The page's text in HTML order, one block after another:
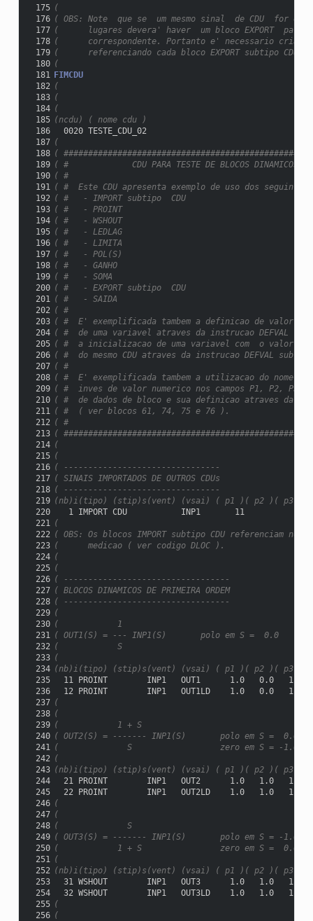
175 (
176 ( OBS: Note  que se  um mesmo sinal  de CDU  for
177 (      lugares devera' haver  um bloco EXPORT  para
178 (      correspondente. Portanto e' necessario criar
179 (      referenciando cada bloco EXPORT subtipo CDU.
180 (
181 FIMCDU
182 (
183 (
184 (
185 (ncdu) ( nome cdu )
186
  0020 TESTE_CDU_02
187 (
188 (
189 ( #             CDU PARA TESTE DE BLOCOS
190 ( #
191
( #  Este CDU apresenta exemplo de uso dos
192 ( #   - IMPORT subtipo  CDU
193 ( #   - PROINT
194 ( #   - WSHOUT
195 ( #   - LEDLAG
196 ( #   - LIMITA
197 ( #   - POL(S)
198 ( #   - GANHO
199 ( #   - SOMA
200 ( #   - EXPORT subtipo  CDU
201
( #   - SAIDA
202 ( #
203 ( #  E' exemplificada tambem a definicao de valor
204 ( #  de uma variavel atraves da instrucao DEFVAL
205 ( #  a inicializacao de uma variavel com  o valor
206 ( #  do mesmo CDU atraves da instrucao DEFVAL
207 ( #
208 ( #  E' exemplificada tambem a utilizacao do nome
209 ( #  inves de valor numerico nos campos P1, P2, P3
210 ( #  de dados de bloco e sua definicao atraves da
211
( #  ( ver blocos 61, 74, 75 e 76 ).
212 ( #
213 (
214 (
215 (
216 ( --------------------------------
217 ( SINAIS IMPORTADOS DE OUTROS CDUs
218 ( --------------------------------
219 (nb)i(tipo) (stip)s(vent) (vsai) ( p1 )( p2 )( p3 )(
220
   1 IMPORT CDU           INP1       11
221
(
222 ( OBS: Os blocos IMPORT subtipo CDU referenciam no
223 (      medicao ( ver codigo DLOC ).
224 (
225 (
226 ( ----------------------------------
227 ( BLOCOS DINAMICOS DE PRIMEIRA ORDEM
228 ( ----------------------------------
229 (
230 (            1
231
( OUT1(S) = --- INP1(S)       polo em S =  0.0
232 (            S
233 (
234 (nb)i(tipo) (stip)s(vent) (vsai) ( p1 )( p2 )( p3 )(
235
  11 PROINT        INP1   OUT1      1.0   0.0   1.0
236
12 PROINT        INP1   OUT1LD    1.0   0.0   1.0
237 (
238 (
239 (            1 + S
240 ( OUT2(S) = ------- INP1(S)       polo em S =  0.0
241
(              S                  zero em S = -1.0
242 (
243 (nb)i(tipo) (stip)s(vent) (vsai) ( p1 )( p2 )( p3 )(
244
  21 PROINT        INP1   OUT2      1.0   1.0   1.0
245
22 PROINT        INP1   OUT2LD    1.0   1.0   1.0
246 (
247 (
248 (              S
249 ( OUT3(S) = ------- INP1(S)       polo em S = -1.0
250 (            1 + S                zero em S =  0.0
251
(
252 (nb)i(tipo) (stip)s(vent) (vsai) ( p1 )( p2 )( p3 )(
253
  31 WSHOUT        INP1   OUT3      1.0   1.0   1.0
254
32 WSHOUT        INP1   OUT3LD    1.0   1.0   1.0
255 (
256 (